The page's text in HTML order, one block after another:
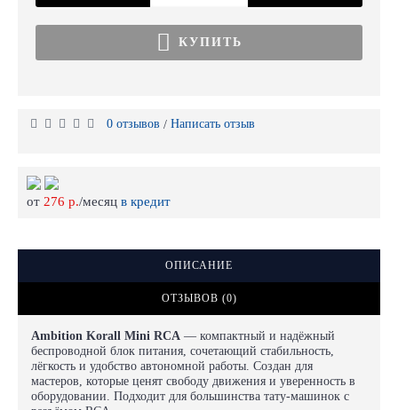
КУПИТЬ
0 отзывов / Написать отзыв
от 276 р./месяц в кредит
ОПИСАНИЕ
ОТЗЫВОВ (0)
Ambition Korall Mini RCA — компактный и надёжный
беспроводной блок питания, сочетающий стабильность,
лёгкость и удобство автономной работы. Создан для
мастеров, которые ценят свободу движения и уверенность в
оборудовании. Подходит для большинства тату-машинок с